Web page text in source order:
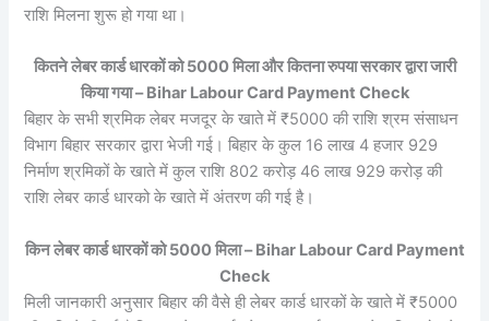
राशि मिलना शुरू हो गया था।
कितने लेबर कार्ड धारकों को 5000 मिला और कितना रुपया सरकार द्वारा जारी
किया गया – Bihar Labour Card Payment Check
बिहार के सभी श्रमिक लेबर मजदूर के खाते में ₹5000 की राशि श्रम संसाधन
विभाग बिहार सरकार द्वारा भेजी गई। बिहार के कुल 16 लाख 4 हजार 929
निर्माण श्रमिकों के खाते में कुल राशि 802 करोड़ 46 लाख 929 करोड़ की
राशि लेबर कार्ड धारको के खाते में अंतरण की गई है।
किन लेबर कार्ड धारकों को 5000 मिला – Bihar Labour Card Payment
Check
मिली जानकारी अनुसार बिहार की वैसे ही लेबर कार्ड धारकों के खाते में ₹5000